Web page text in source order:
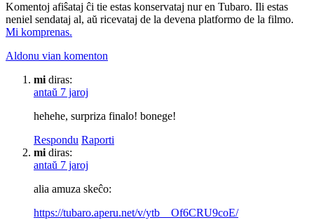
Komentoj afiŝataj ĉi tie estas konservataj nur en Tubaro. Ili estas
neniel sendataj al, aŭ ricevataj de la devena platformo de la filmo.
Mi komprenas.
Aldonu vian komenton
midiras:
antaŭ 7 jaroj
hehehe, surpriza finalo! bonege!
Respondu Raporti
midiras:
antaŭ 7 jaroj
alia amuza skeĉo:
https://tubaro.aperu.net/v/ytb__Of6CRU9coE/